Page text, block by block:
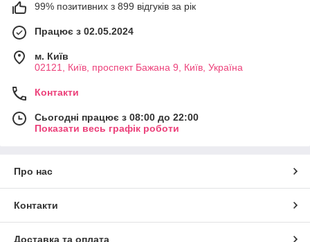
99% позитивних з 899 відгуків за рік
Працює з 02.05.2024
м. Київ
02121, Київ, проспект Бажана 9, Київ, Україна
Контакти
Сьогодні працює з 08:00 до 22:00
Показати весь графік роботи
Про нас
Контакти
Доставка та оплата